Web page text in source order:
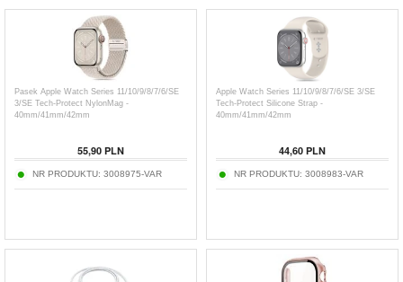
Pasek Apple Watch Series 11/10/9/8/7/6/SE
3/SE Tech-Protect NylonMag -
40mm/41mm/42mm
55,90 PLN
NR PRODUKTU: 3008975-VAR
Apple Watch Series 11/10/9/8/7/6/SE 3/SE
Tech-Protect Silicone Strap -
40mm/41mm/42mm
44,60 PLN
NR PRODUKTU: 3008983-VAR